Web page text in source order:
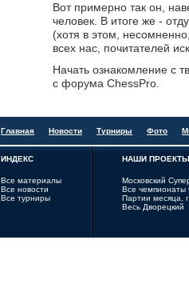
Вот примерно так он,
человек. В итоге же -
(хотя в этом,
всех нас, почитателей
Начать ознакомление с
с форума ChessPro.
Главная Новости Турниры Фото
ИНДЕКС
Все материалы
Все новости
Все турниры
НАШИ ПРОЕКТЫ
Московский
Все
Партии месяца,
Весь Дворецкий